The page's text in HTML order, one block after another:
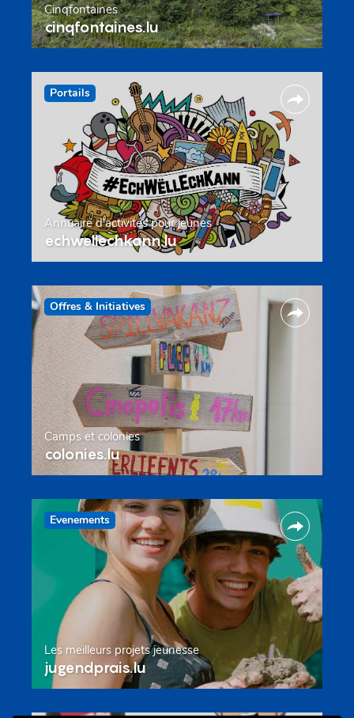
Cinqfontaines
cinqfontaines.lu
Portails
Annuaire d’activités pour jeunes
echwellechkann.lu
Offres & Initiatives
Camps et colonies
colonies.lu
Evenements
Les meilleurs projets jeunesse
jugendprais.lu